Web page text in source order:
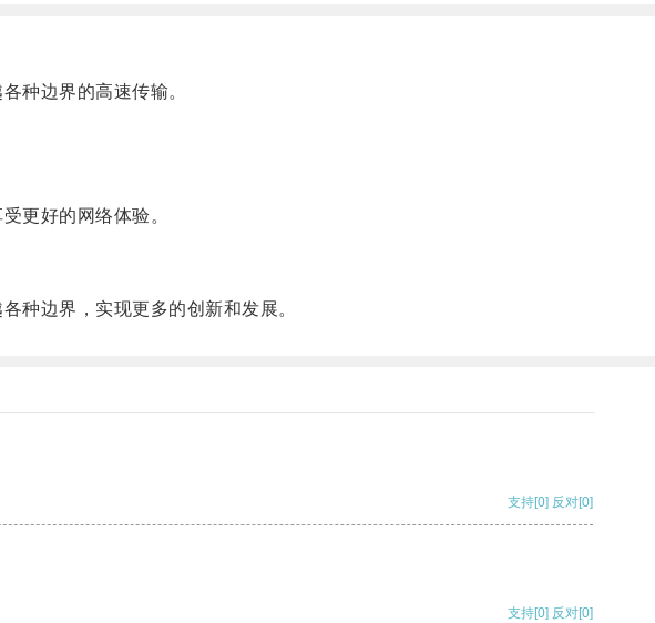
种边界的高速传输。
更好的网络体验。
边界，实现更多的创新和发展。
支持[0] 反对[0]
支持[0] 反对[0]